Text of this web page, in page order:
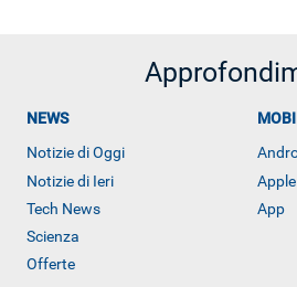
ALTRO
NEWS
Notizie di Oggi
Notizie di Ieri
Tech News
Scienza
Offerte
Apple
App